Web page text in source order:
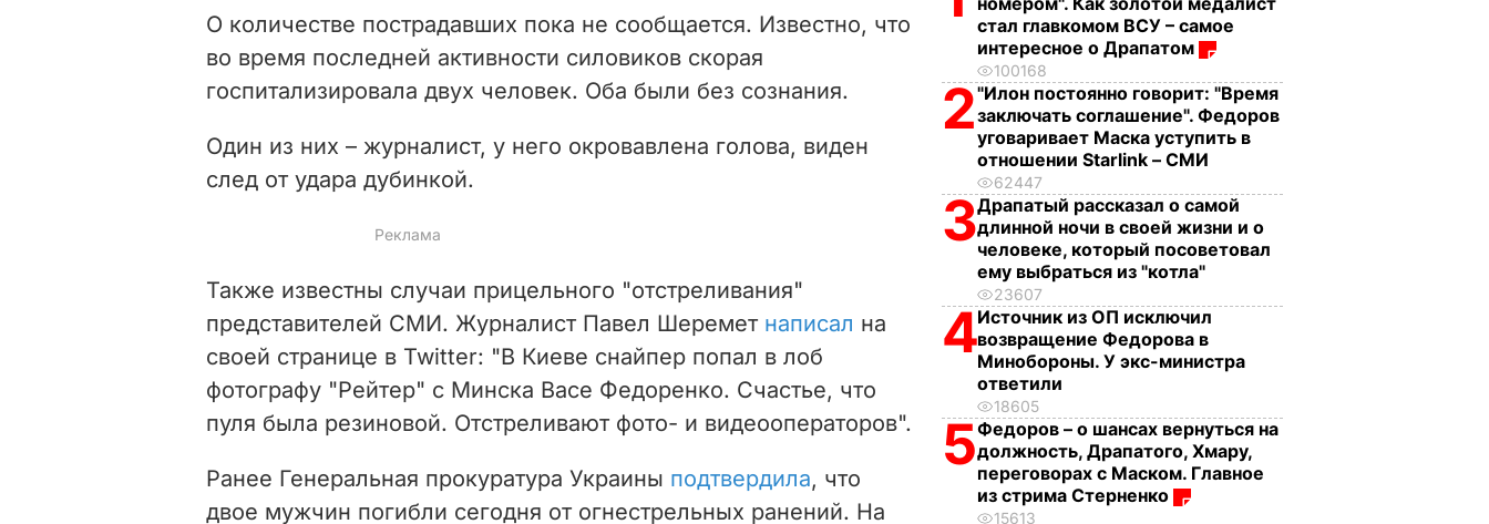
d
e
o
О количестве пострадавших пока не сообщается. Известно, что
во время последней активности силовиков скорая
госпитализировала двух человек. Оба были без сознания.
Один из них – журналист, у него окровавлена голова, виден
след от удара дубинкой.
Также известны случаи прицельного "отстреливания"
представителей СМИ. Журналист Павел Шеремет написал на
своей странице в Twitter: "В Киеве снайпер попал в лоб
фотографу "Рейтер" с Минска Васе Федоренко. Счастье, что
пуля была резиновой. Отстреливают фото- и видеооператоров".
Ранее Генеральная прокуратура Украины подтвердила, что
двое мужчин погибли сегодня от огнестрельных ранений. На
стал главкомом ВСУ – самое
интересное о Драпатом
100168
2"Илон постоянно говорит: "Время
заключать соглашение". Федоров
уговаривает Маска уступить в
отношении Starlink – СМИ
62447
3Драпатый рассказал о самой
длинной ночи в своей жизни и о
человеке, который посоветовал
ему выбраться из "котла"
23607
4Источник из ОП исключил
возвращение Федорова в
Минобороны. У экс-министра
ответили
18605
5Федоров – о шансах вернуться на
должность, Драпатого, Хмару,
переговорах с Маском. Главное
из стрима Стерненко
15613